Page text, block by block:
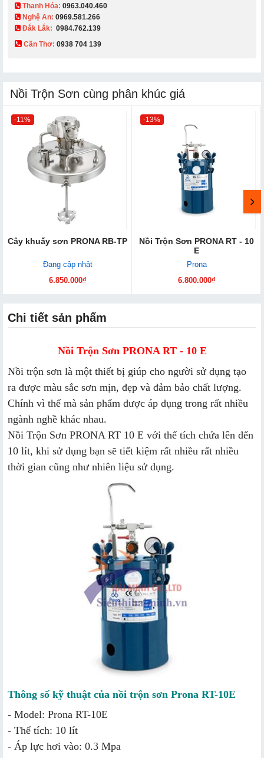
Thanh Hóa: 0963.040.460
Nghệ An: 0969.581.266
Đắk Lắk: 0984.762.139
Cần Thơ: 0938 704 139​
Nồi Trộn Sơn cùng phân khúc giá
-11%
Cây khuấy sơn PRONA RB-TP
Đang cập nhật
6.850.000₫
-13%
Nồi Trộn Sơn PRONA RT - 10
E
Prona
6.800.000₫
Chi tiết sản phẩm
Nồi Trộn Sơn PRONA RT - 10 E
Nồi trộn sơn là một thiết bị giúp cho người sử dụng tạo
ra được màu sắc sơn mịn, đẹp và đảm bảo chất lượng.
Chính vì thế mà sản phẩm được áp dụng trong rất nhiều
ngành nghề khác nhau.
Nồi Trộn Sơn PRONA RT 10 E với thể tích chứa lên đến
10 lít, khi sử dụng bạn sẽ tiết kiệm rất nhiều rất nhiều
thời gian cũng như nhiên liệu sử dụng.
Thông số kỹ thuật của nồi trộn sơn Prona RT-10E
- Model: Prona RT-10E
- Thể tích: 10 lít
- Áp lực hơi vào: 0.3 Mpa